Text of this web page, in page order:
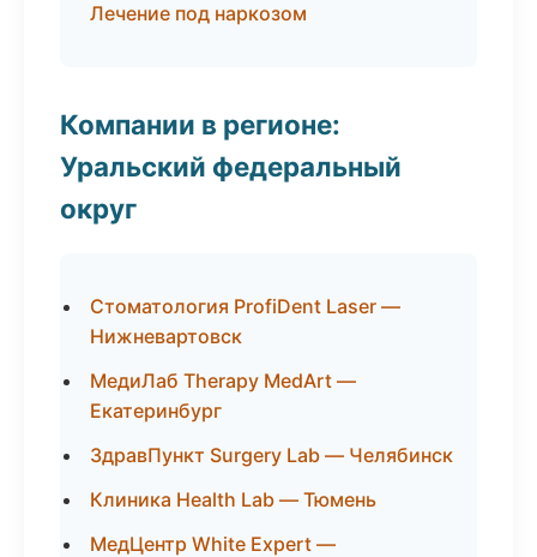
Лечение под наркозом
Компании в регионе:
Уральский федеральный
округ
Стоматология ProfiDent Laser —
Нижневартовск
МедиЛаб Therapy MedArt —
Екатеринбург
ЗдравПункт Surgery Lab — Челябинск
Клиника Health Lab — Тюмень
МедЦентр White Expert —